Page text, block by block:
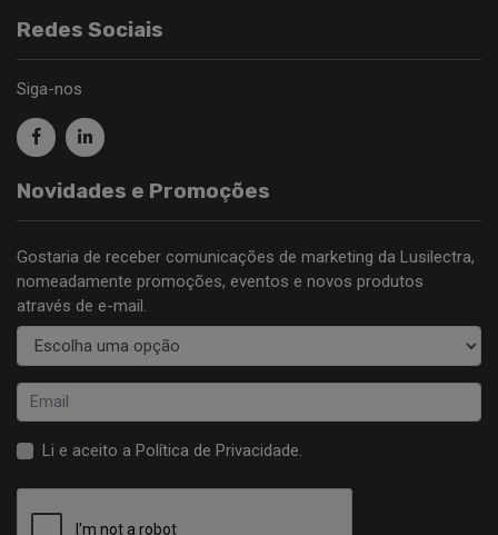
Redes Sociais
Siga-nos
Novidades e Promoções
Gostaria de receber comunicações de marketing da Lusilectra,
nomeadamente promoções, eventos e novos produtos
através de e-mail.
Li e aceito a Política de Privacidade.